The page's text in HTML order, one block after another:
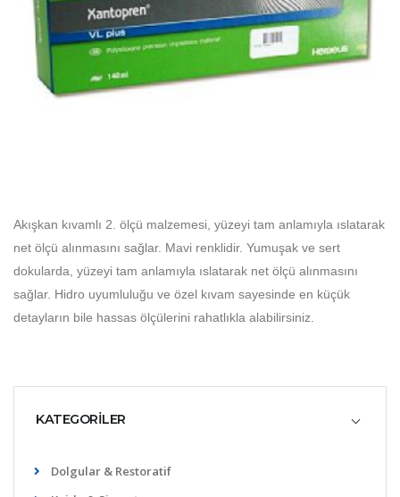
KATEGORİLER
Dolgular & Restoratif
Akışkan kıvamlı 2. ölçü malzemesi, yüzeyi tam anlamıyla ıslatarak
net ölçü alınmasını sağlar. Mavi renklidir. Yumuşak ve sert
dokularda, yüzeyi tam anlamıyla ıslatarak net ölçü alınmasını
sağlar. Hidro uyumluluğu ve özel kıvam sayesinde en küçük
detayların bile hassas ölçülerini rahatlıkla alabilirsiniz.